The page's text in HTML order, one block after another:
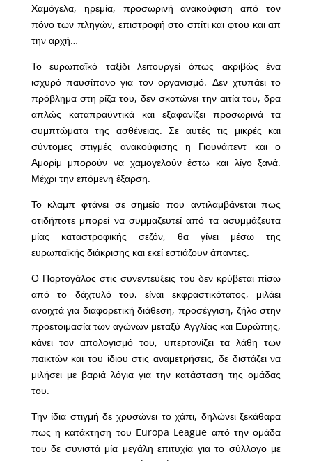
Χαμόγελα, ηρεμία, προσωρινή ανακούφιση από τον
πόνο των πληγών, επιστροφή στο σπίτι και φτου και απ
την αρχή…
Το ευρωπαϊκό ταξίδι λειτουργεί όπως ακριβώς ένα
ισχυρό παυσίπονο για τον οργανισμό. Δεν χτυπάει το
πρόβλημα στη ρίζα του, δεν σκοτώνει την αιτία του, δρα
απλώς καταπραϋντικά και εξαφανίζει προσωρινά τα
συμπτώματα της ασθένειας. Σε αυτές τις μικρές και
σύντομες στιγμές ανακούφισης η Γιουνάιτεντ και ο
Αμορίμ μπορούν να χαμογελούν έστω και λίγο ξανά.
Μέχρι την επόμενη έξαρση.
Το κλαμπ φτάνει σε σημείο που αντιλαμβάνεται πως
οτιδήποτε μπορεί να συμμαζευτεί από τα ασυμμάζευτα
μίας καταστροφικής σεζόν, θα γίνει μέσω της
ευρωπαϊκής διάκρισης και εκεί εστιάζουν άπαντες.
Ο Πορτογάλος στις συνεντεύξεις του δεν κρύβεται πίσω
από το δάχτυλό του, είναι εκφραστικότατος, μιλάει
ανοιχτά για διαφορετική διάθεση, προσέγγιση, ζήλο στην
προετοιμασία των αγώνων μεταξύ Αγγλίας και Ευρώπης,
κάνει τον απολογισμό του, υπερτονίζει τα λάθη των
παικτών και του ίδιου στις αναμετρήσεις, δε διστάζει να
μιλήσει με βαριά λόγια για την κατάσταση της ομάδας
του.
Την ίδια στιγμή δε χρυσώνει το χάπι, δηλώνει ξεκάθαρα
πως η κατάκτηση του Europa League από την ομάδα
του δε συνιστά μία μεγάλη επιτυχία για το σύλλογο με